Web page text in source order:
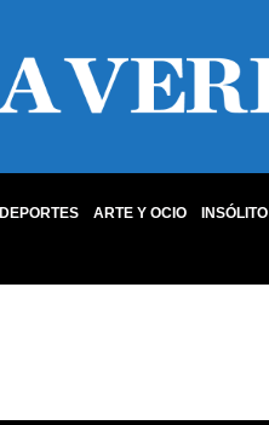
DEPORTES ARTE Y OCIO INSÓLITO